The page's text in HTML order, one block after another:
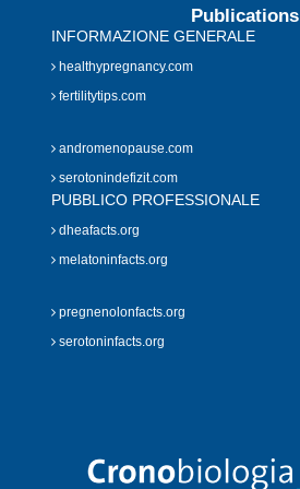
Publications
INFORMAZIONE GENERALE
healthypregnancy.com
fertilitytips.com
andromenopause.com
serotonindefizit.com
PUBBLICO PROFESSIONALE
dheafacts.org
melatoninfacts.org
pregnenolonfacts.org
serotoninfacts.org